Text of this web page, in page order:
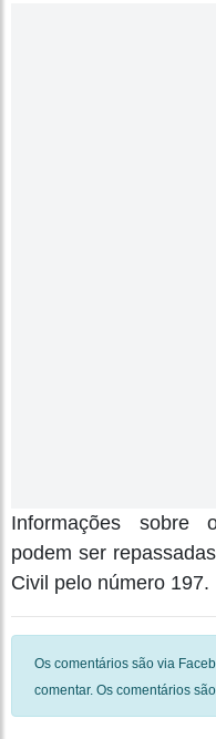
Informações sobre
podem ser
Civil pelo número 197.
Os comentários são via
comentar. Os comentários